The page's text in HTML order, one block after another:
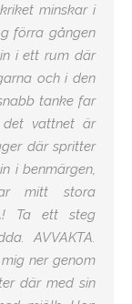
minskar i
förra gången
i ett rum där
och i den
tanke far
vattnet är
där spritter
i benmärgen,
mitt stora
Ta ett steg
AVVAKTA.
ner genom
där med sin